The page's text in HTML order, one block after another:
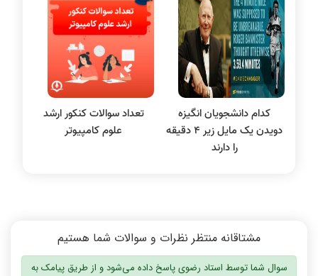
سیستم عامل
نظریه زبانها
سیگنال و سیستمها
کدام دانشجویان انگیزه
دویدن یک مایل زیر 4 دقیقه
را دارند
تعداد سوالات کنکور ارشد
علوم کامپیوتر
مشتاقانه منتظر نظرات و سوالات شما هستیم
سوال شما توسط استاد رضوی پاسخ داده می‌شود و از طریق پیامک به